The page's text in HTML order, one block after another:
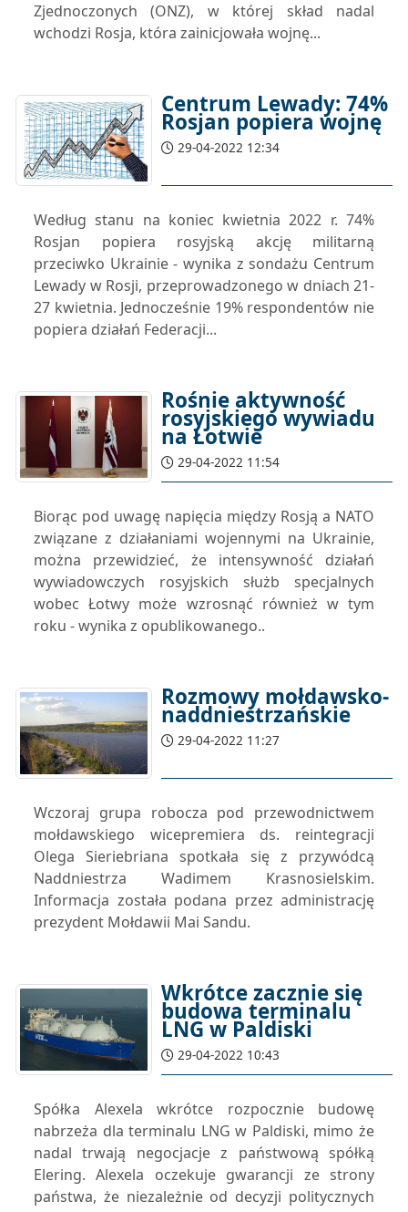
Zjednoczonych (ONZ), w której skład nadal
wchodzi Rosja, która zainicjowała wojnę...
Centrum Lewady: 74%
Rosjan popiera wojnę
29-04-2022 12:34
Według stanu na koniec kwietnia 2022 r. 74%
Rosjan popiera rosyjską akcję militarną
przeciwko Ukrainie - wynika z sondażu Centrum
Lewady w Rosji, przeprowadzonego w dniach 21-
27 kwietnia. Jednocześnie 19% respondentów nie
popiera działań Federacji...
Rośnie aktywność
rosyjskiego wywiadu
na Łotwie
29-04-2022 11:54
Biorąc pod uwagę napięcia między Rosją a NATO
związane z działaniami wojennymi na Ukrainie,
można przewidzieć, że intensywność działań
wywiadowczych rosyjskich służb specjalnych
wobec Łotwy może wzrosnąć również w tym
roku - wynika z opublikowanego..
Rozmowy mołdawsko-
naddniestrzańskie
29-04-2022 11:27
Wczoraj grupa robocza pod przewodnictwem
mołdawskiego wicepremiera ds. reintegracji
Olega Sieriebriana spotkała się z przywódcą
Naddniestrza Wadimem Krasnosielskim.
Informacja została podana przez administrację
prezydent Mołdawii Mai Sandu.
Wkrótce zacznie się
budowa terminalu
LNG w Paldiski
29-04-2022 10:43
Spółka Alexela wkrótce rozpocznie budowę
nabrzeża dla terminalu LNG w Paldiski, mimo że
nadal trwają negocjacje z państwową spółką
Elering. Alexela oczekuje gwarancji ze strony
państwa, że niezależnie od decyzji politycznych